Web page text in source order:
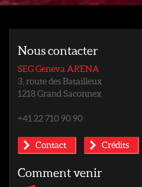
Nous contacter
SEG Geneva ARENA
3, route des Batailleux
1218 Grand Saconnex
+41 22 710 90 90
Contact Crédits
Comment venir